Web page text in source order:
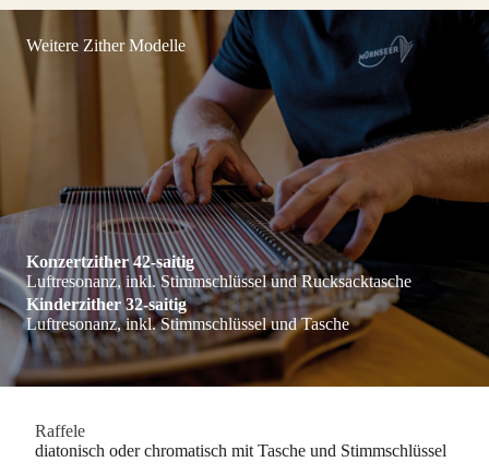
Weitere Zither Modelle
Konzertzither 42-saitig
Luftresonanz, inkl. Stimmschlüssel und Rucksacktasche
Kinderzither 32-saitig
Luftresonanz, inkl. Stimmschlüssel und Tasche
Raffele
diatonisch oder chromatisch mit Tasche und Stimmschlüssel